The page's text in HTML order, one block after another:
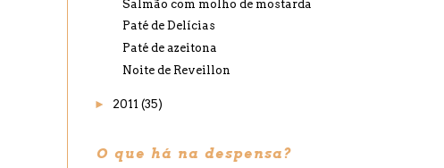
Salmão com molho de mostarda
Paté de Delícias
Paté de azeitona
Noite de Reveillon
► 2011 (35)
O que há na despensa?